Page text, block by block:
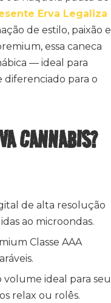
Erva Legaliza
de estilo, paixão e
essa caneca
— ideal para
para o
CANNABIS?
de alta resolução
ao microondas.
Classe AAA
volume ideal para seu
relax ou rolês.